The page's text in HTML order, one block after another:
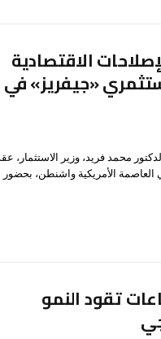
الاقتصادية
«جيفريز» في
محمد فريد، وزير الاستثمار،
العاصمة الأمريكية واشنطن،
تقود النمو